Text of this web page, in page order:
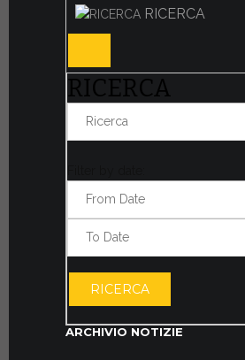
RICERCA
RICERCA
RICERCA
ARCHIVIO NOTIZIE